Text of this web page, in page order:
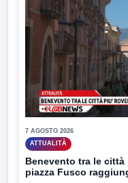
7 AGOSTO 2026
ATTUALITÀ
Benevento tra le
piazza Fusco